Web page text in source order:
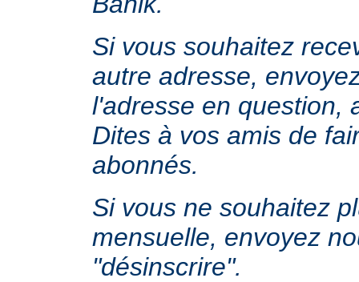
Si vous souhaitez
autre adresse,
l'adresse en question,
Dites à vos amis de
abonnés.
Si vous ne souhaitez
mensuelle, envoyez
"désinscrire".